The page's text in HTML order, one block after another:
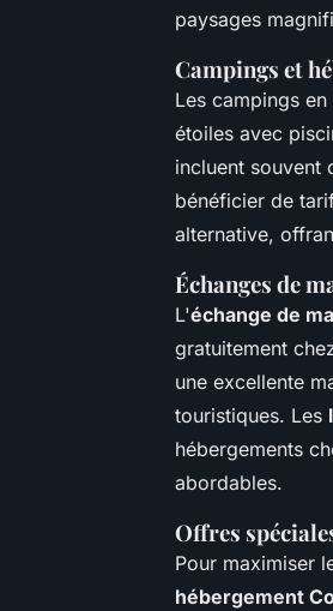
paysages
Campings et
Les campings
étoiles avec
incluent souvent
bénéficier de
alternative,
Échanges de
L'échange de
gratuitement
une excellente
touristiques. Les
hébergements
abordables.
Offres
Pour maximiser
hébergement